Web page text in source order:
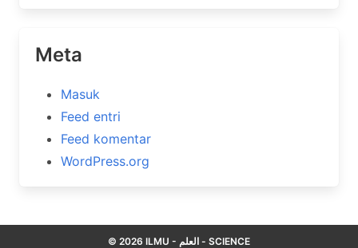
Meta
Masuk
Feed entri
Feed komentar
WordPress.org
© 2026 ILMU - العلم - SCIENCE